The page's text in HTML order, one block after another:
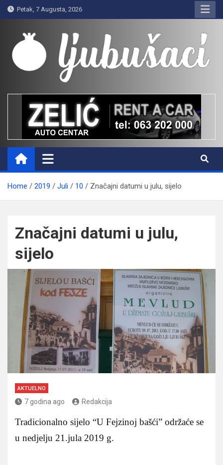
Skip
to
content
Petak, 7 Augusta, 2026
Ljubušaci
Svom voljenom gradu
Home 2019 Juli 10 Značajni datumi u julu, sijelo
Značajni datumi u julu,
sijelo
AKTUELNO
7 godina ago Redakcija
Tradicionalno sijelo “U Fejzinoj bašći” održaće se
u nedjelju 21.jula 2019 g.